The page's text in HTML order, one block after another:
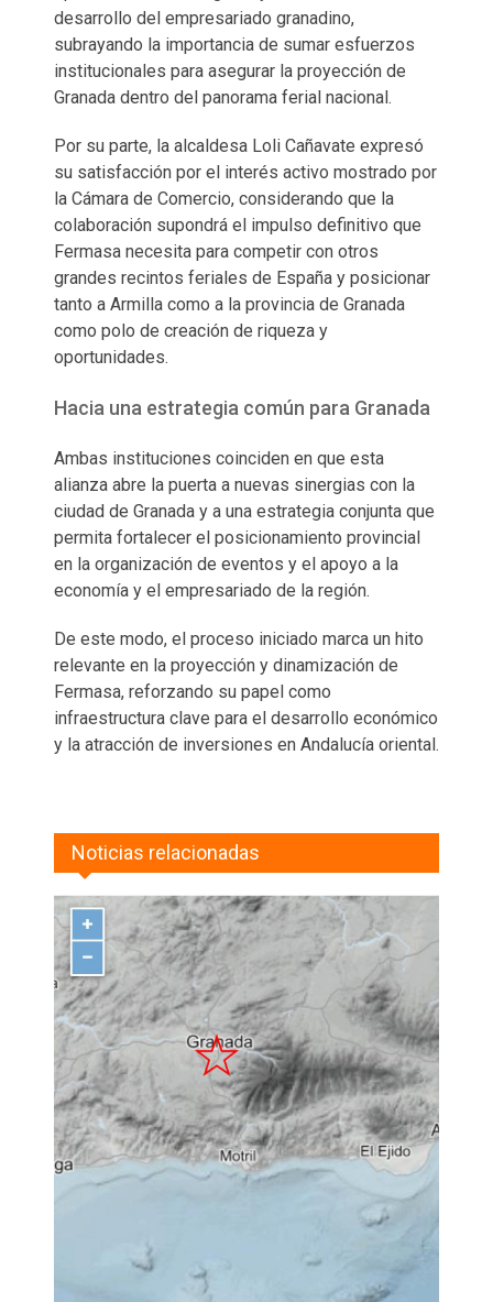
desarrollo del empresariado granadino,
subrayando la importancia de sumar esfuerzos
institucionales para asegurar la proyección de
Granada dentro del panorama ferial nacional.
Por su parte, la alcaldesa Loli Cañavate expresó
su satisfacción por el interés activo mostrado por
la Cámara de Comercio, considerando que la
colaboración supondrá el impulso definitivo que
Fermasa necesita para competir con otros
grandes recintos feriales de España y posicionar
tanto a Armilla como a la provincia de Granada
como polo de creación de riqueza y
oportunidades.
Hacia una estrategia común para Granada
Ambas instituciones coinciden en que esta
alianza abre la puerta a nuevas sinergias con la
ciudad de Granada y a una estrategia conjunta que
permita fortalecer el posicionamiento provincial
en la organización de eventos y el apoyo a la
economía y el empresariado de la región.
De este modo, el proceso iniciado marca un hito
relevante en la proyección y dinamización de
Fermasa, reforzando su papel como
infraestructura clave para el desarrollo económico
y la atracción de inversiones en Andalucía oriental.
Noticias relacionadas